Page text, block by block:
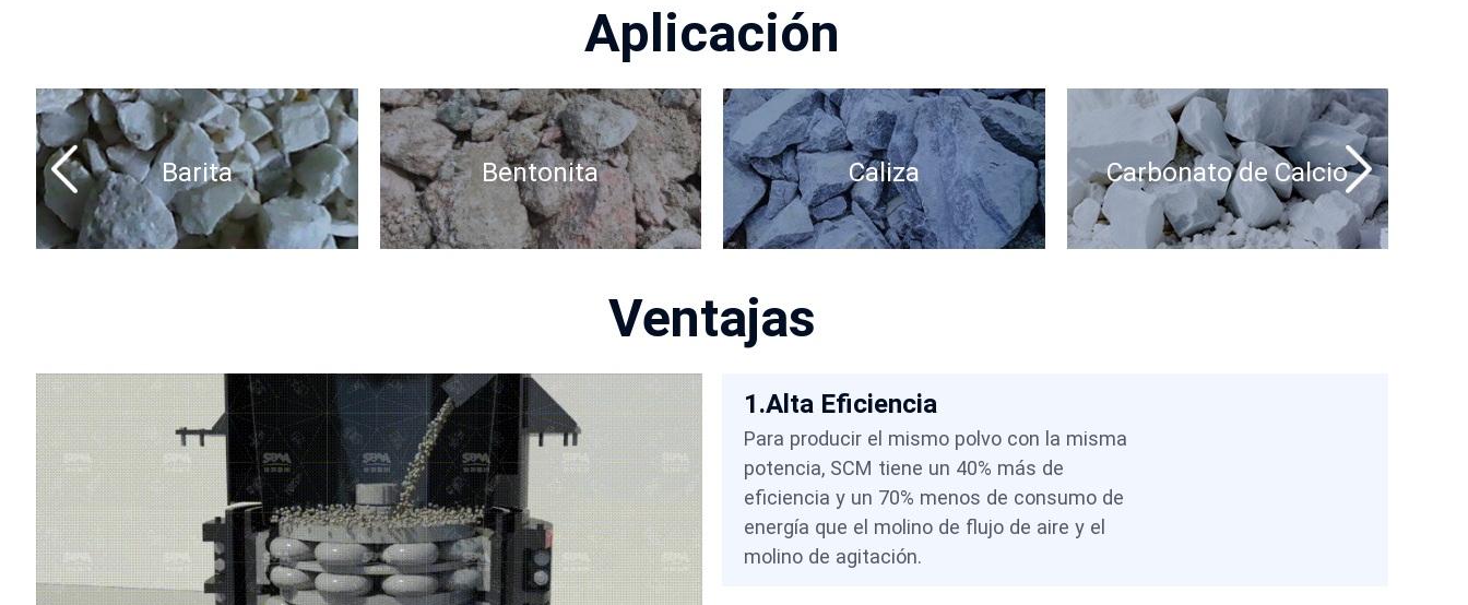
Aplicación
Barita Bentonita Caliza Carbonato de Calcio
Ventajas
1.Alta Eficiencia
Para producir el mismo polvo con la misma
potencia, SCM tiene un 40% más de
eficiencia y un 70% menos de consumo de
energía que el molino de flujo de aire y el
molino de agitación.